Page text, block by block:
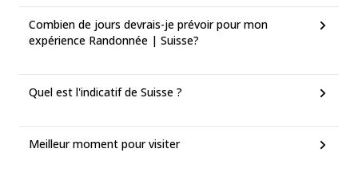
Combien de jours devrais-je prévoir pour mon
expérience Randonnée | Suisse?
Quel est l'indicatif de Suisse ?
Meilleur moment pour visiter